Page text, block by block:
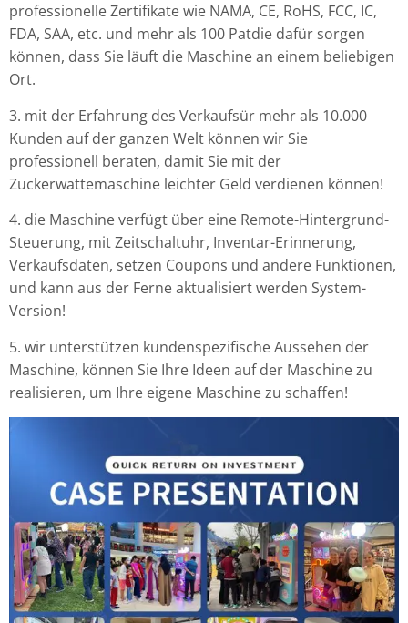
professionelle Zertifikate wie NAMA, CE, RoHS, FCC, IC,
FDA, SAA, etc. und mehr als 100 Patdie dafür sorgen
können, dass Sie läuft die Maschine an einem beliebigen
Ort.
3. mit der Erfahrung des Verkaufsür mehr als 10.000
Kunden auf der ganzen Welt können wir Sie
professionell beraten, damit Sie mit der
Zuckerwattemaschine leichter Geld verdienen können!
4. die Maschine verfügt über eine Remote-Hintergrund-
Steuerung, mit Zeitschaltuhr, Inventar-Erinnerung,
Verkaufsdaten, setzen Coupons und andere Funktionen,
und kann aus der Ferne aktualisiert werden System-
Version!
5. wir unterstützen kundenspezifische Aussehen der
Maschine, können Sie Ihre Ideen auf der Maschine zu
realisieren, um Ihre eigene Maschine zu schaffen!